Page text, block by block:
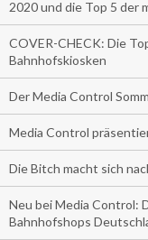
2020 und die Top 5 der
COVER-CHECK: Die
Bahnhofskiosken
Der Media Control
Media Control
Die Bitch macht sich
Neu bei Media Control:
Bahnhofshops